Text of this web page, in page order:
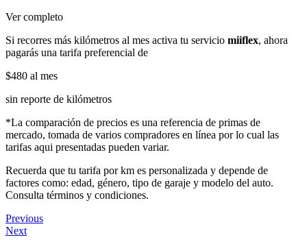
Ver completo
Si recorres más kilómetros al mes activa tu servicio miiflex, ahora
pagarás una tarifa preferencial de
$480 al mes
sin reporte de kilómetros
*La comparación de precios es una referencia de primas de
mercado, tomada de varios compradores en línea por lo cual las
tarifas aqui presentadas pueden variar.
Recuerda que tu tarifa por km es personalizada y depende de
factores como: edad, género, tipo de garaje y modelo del auto.
Consulta términos y condiciones.
Previous
Next